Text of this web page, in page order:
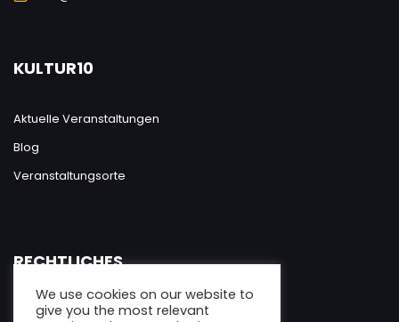
KULTUR10
Aktuelle Veranstaltungen
Blog
Veranstaltungsorte
RECHTLICHES
Datenschutzerklärung
We use cookies on our website to
give you the most relevant